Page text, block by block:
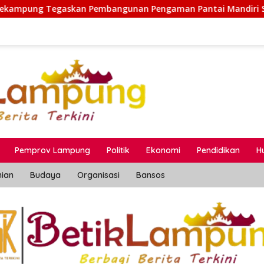
Pengaman Pantai Mandiri Sejati Sesuai Spesifikasi
Pemprov Lampung Politik Ekonomi Pendidikan
Budaya Organisasi Bansos